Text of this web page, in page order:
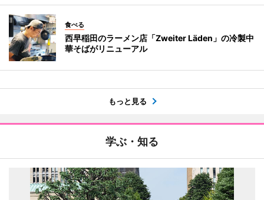
食べる
西早稲田のラーメン店「Zweiter Läden」の冷製中
華そばがリニューアル
もっと見る
学ぶ・知る